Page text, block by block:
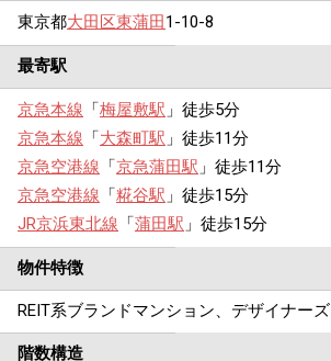
東京都大田区東蒲田1-10-8
最寄駅
京急本線 「梅屋敷駅 」徒歩5分
京急本線 「大森町駅 」徒歩11分
京急空港線 「京急蒲田駅 」徒歩11分
京急空港線 「糀谷駅 」徒歩15分
JR京浜東北線 「蒲田駅 」徒歩15分
物件特徴
REIT系ブランドマンション、デザイナーズ
階数構造